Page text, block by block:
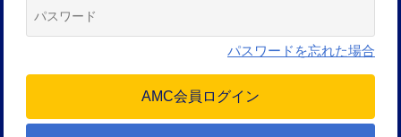
パスワードを忘れた場合